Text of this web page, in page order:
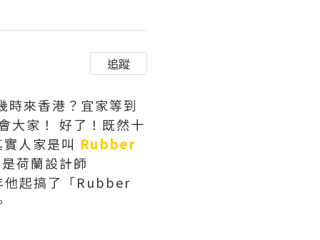
追蹤
來香港？宜家等到
大家！ 好了！既然十
人家是叫 Rubber
荷蘭設計師
起搞了「Rubber